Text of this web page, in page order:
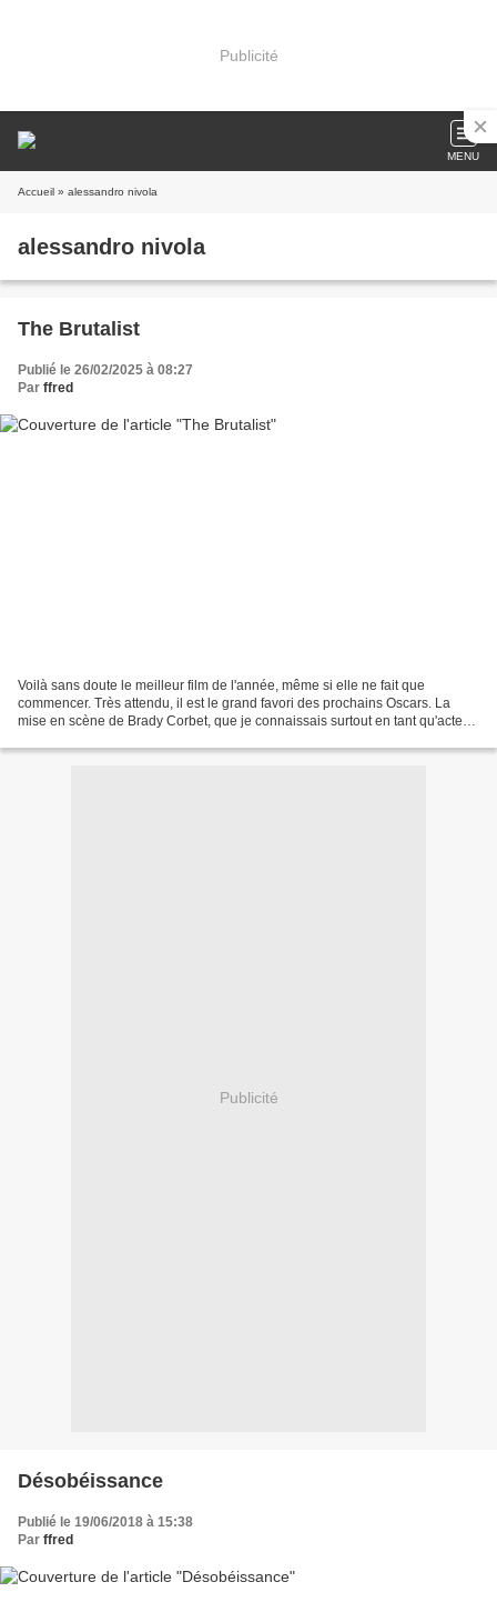
Publicité
MENU
Accueil » alessandro nivola
alessandro nivola
The Brutalist
Publié le 26/02/2025 à 08:27
Par ffred
Voilà sans doute le meilleur film de l'année, même si elle ne fait que
commencer. Très attendu, il est le grand favori des prochains Oscars. La
mise en scène de Brady Corbet, que je connaissais surtout en tant qu'acteur,
Publicité
Désobéissance
Publié le 19/06/2018 à 15:38
Par ffred